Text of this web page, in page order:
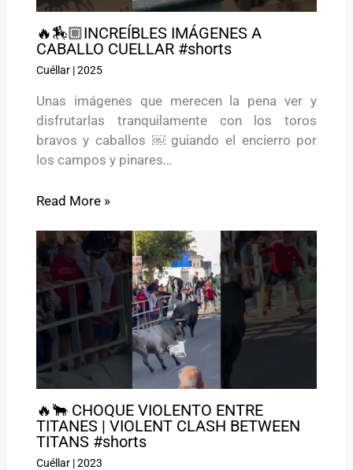
🔥🏇🏼INCREÍBLES IMÁGENES A
CABALLO CUELLAR #shorts
Cuéllar|2025
Unas imágenes que merecen la pena ver y
disfrutarlas tranquilamente con los toros
bravos y caballos ￼ guiando el encierro por
los campos y pinares…
Read More »
🔥🐂 CHOQUE VIOLENTO ENTRE
TITANES | VIOLENT CLASH BETWEEN
TITANS #shorts
Cuéllar|2023